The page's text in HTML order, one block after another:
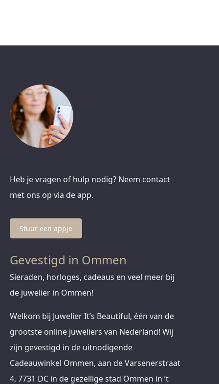
Heb je vragen of hulp nodig? Neem contact
met ons op via de app.
Stuur een appje
Gevestigd in Ommen
Sieraden, horloges, cadeaus en veel meer bij
de juwelier in Ommen!
Welkom bij Juwelier It’s Beautiful, één van de
grootste online juweliers van Nederland! Wij
zijn gevestigd in de uitnodigende
Cadeauwinkel Ommen, aan de Varsenerstraat
4, 7731 DC in de gezellige stad Ommen in ’t